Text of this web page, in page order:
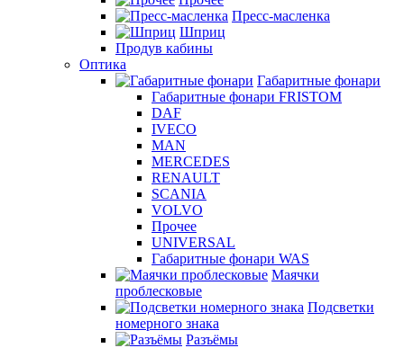
Пресс-масленка
Шприц
Продув кабины
Оптика
Габаритные фонари
Габаритные фонари FRISTOM
DAF
IVECO
MAN
MERCEDES
RENAULT
SCANIA
VOLVO
Прочее
UNIVERSAL
Габаритные фонари WAS
Маячки
проблесковые
Подсветки
номерного знака
Разъёмы